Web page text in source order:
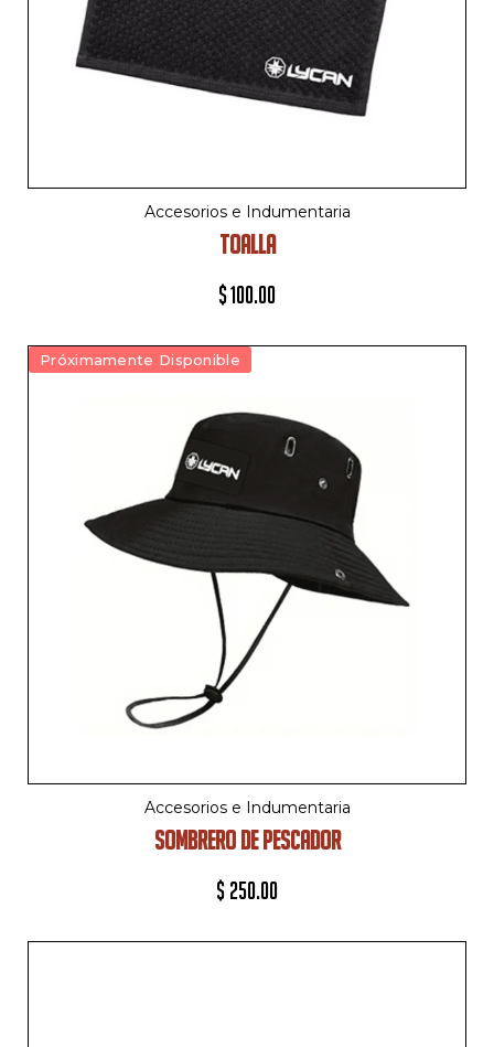
Accesorios e Indumentaria
TOALLA
$100.00
Próximamente Disponible
Accesorios e Indumentaria
SOMBRERO DE PESCADOR
$ 250.00